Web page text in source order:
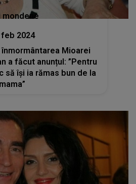
mondene
feb 2024
Mioarei
a făcut anunțul: ”Pentru
își ia rămas bun de la
mama”